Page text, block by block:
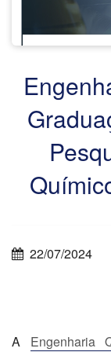
22/07/2024
A Engenharia